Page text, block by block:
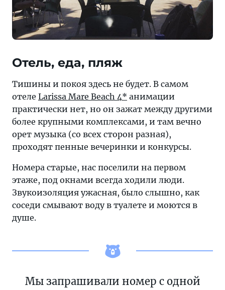
Отель, еда, пляж
Тишины и покоя здесь не будет. В самом
отеле Larissa Mare Beach 4* анимации
практически нет, но он зажат между другими
более крупными комплексами, и там вечно
орет музыка (со всех сторон разная),
проходят пенные вечеринки и конкурсы.
Номера старые, нас поселили на первом
этаже, под окнами всегда ходили люди.
Звукоизоляция ужасная, было слышно, как
соседи смывают воду в туалете и моются в
душе.
Мы запрашивали номер с одной